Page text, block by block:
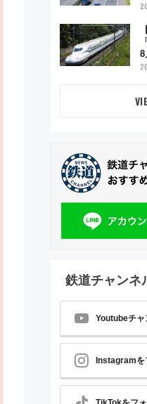
8
鉄道チャンネ
Youtubeチャ
Instagramを